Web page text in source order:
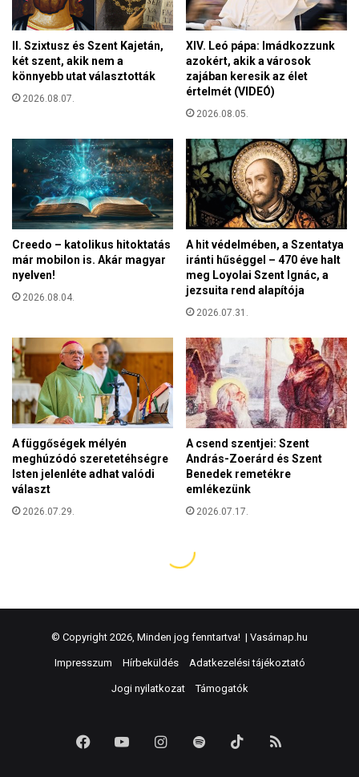
© Copyright 2026, Minden jog fenntartva! | Vasárnap.hu
Impresszum Hírbeküldés Adatkezelési tájékoztató
Jogi nyilatkozat Támogatók
FacebookYouTubeInstagram
Spotify TikTok